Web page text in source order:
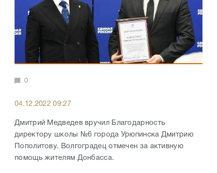
0
04.12.2022 09:27
Дмитрий Медведев вручил Благодарность
директору школы №6 города Урюпинска Дмитрию
Пополитову. Волгоградец отмечен за активную
помощь жителям Донбасса.